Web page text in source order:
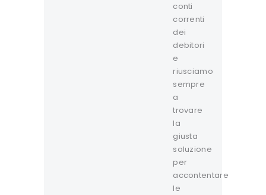
conti
correnti
dei
debitori
e
riusciamo
sempre
a
trovare
la
giusta
soluzione
per
accontentare
le